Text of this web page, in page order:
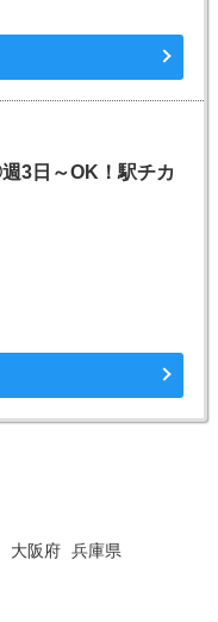
3日～OK！駅チカ
大阪府 兵庫県